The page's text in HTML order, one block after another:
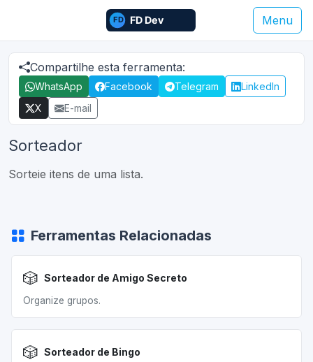
Menu
Compartilhe esta ferramenta:
WhatsApp Facebook Telegram
LinkedIn
X
E-mail
Sorteador
Sorteie itens de uma lista.
Ferramentas Relacionadas
🎲 Sorteador de Amigo Secreto
Organize grupos.
🎲 Sorteador de Bingo